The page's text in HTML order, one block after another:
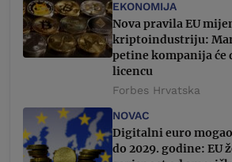
EKONOMIJA
Nova pravila EU
kriptoindustriju:
petine kompanija će
licencu
Forbes Hrvatska
NOVAC
Digitalni euro
do 2029. godine: EU